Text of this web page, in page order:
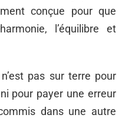
conçue pour que
l’équilibre et
pas sur terre pour
pour payer une erreur
dans une autre